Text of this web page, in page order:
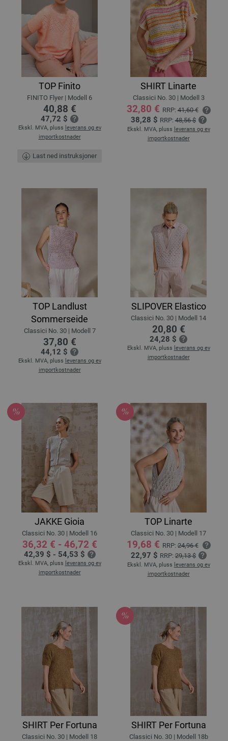
TOP Finito
FINITO Flyer | Modell 6
40,88 €
47,72 $
Ekskl. MVA, pluss leverans og ev
importkostnader
Last ned instruksjoner
SHIRT Linarte
Classici No. 30 | Modell 3
32,80 € RRP:41,60 €
38,28 $ RRP:48,56 $
Ekskl. MVA, pluss leverans og ev
importkostnader
TOP Landlust
Sommerseide
Classici No. 30 | Modell 7
37,80 €
44,12 $
Ekskl. MVA, pluss leverans og ev
importkostnader
SLIPOVER Elastico
Classici No. 30 | Modell 14
20,80 €
24,28 $
Ekskl. MVA, pluss leverans og ev
importkostnader
JAKKE Gioia
Classici No. 30 | Modell 16
36,32 € - 46,72 €
42,39 $ - 54,53 $
Ekskl. MVA, pluss leverans og ev
importkostnader
TOP Linarte
Classici No. 30 | Modell 17
19,68 € RRP:24,96 €
22,97 $ RRP:29,13 $
Ekskl. MVA, pluss leverans og ev
importkostnader
SHIRT Per Fortuna
Classici No. 30 | Modell 18
SHIRT Per Fortuna
Classici No. 30 | Modell 18b